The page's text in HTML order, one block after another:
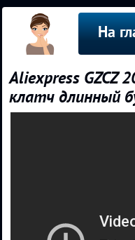
На
Aliexpress
клатч длинный